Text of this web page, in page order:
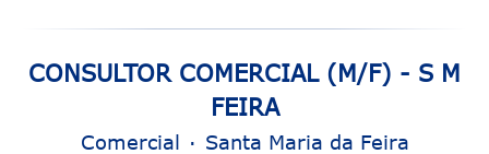
CONSULTOR COMERCIAL (M/F) - S M
FEIRA
Comercial · Santa Maria da Feira